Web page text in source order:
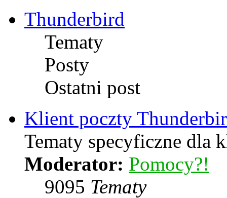
Thunderbird
Tematy
Posty
Ostatni post
Klient poczty
Tematy specyficzne dla
Moderator: Pomocy?!
9095 Tematy